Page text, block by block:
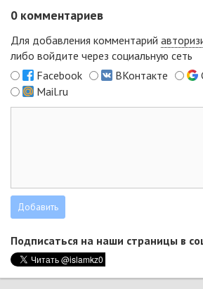
0 комментариев
Для добавления комментарий
либо войдите через социальную сеть
Facebook
ВКонтакте
Mail.ru
Подписаться на наши страницы в